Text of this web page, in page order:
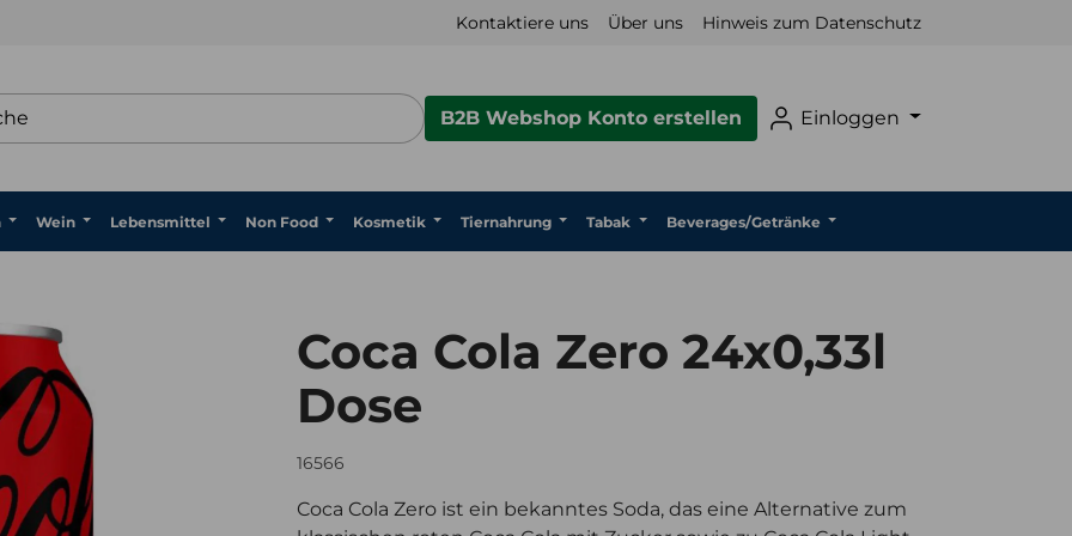
Kontaktiere uns Über uns Hinweis zum Datenschutz
B2B Webshop Konto erstellen Einloggen
Wein Lebensmittel Non Food Kosmetik Tiernahrung Tabak Beverages/Getränke
Coca Cola Zero 24x0,33l
Dose
16566
Coca Cola Zero ist ein bekanntes Soda, das eine Alternative zum